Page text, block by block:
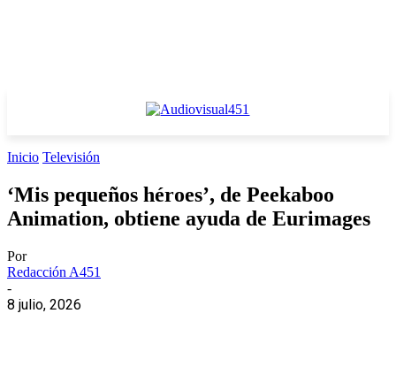
Inicio Televisión
‘Mis pequeños héroes’, de Peekaboo
Animation, obtiene ayuda de Eurimages
Por
Redacción A451
-
8 julio, 2026